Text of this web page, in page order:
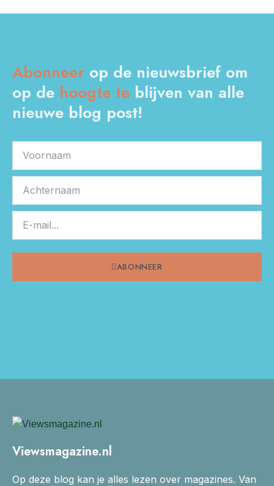
Abonneer op de nieuwsbrief om
op de hoogte te blijven van alle
nieuwe blog post!
ABONNEER
Viewsmagazine.nl
Op deze blog kan je alles lezen over magazines. Van